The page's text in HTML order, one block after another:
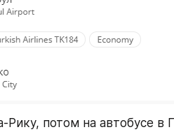
Рику, потом на автобусе в